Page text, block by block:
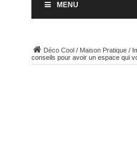
MENU
Déco Cool/ Maison Pratique/
conseils pour avoir un espace qui